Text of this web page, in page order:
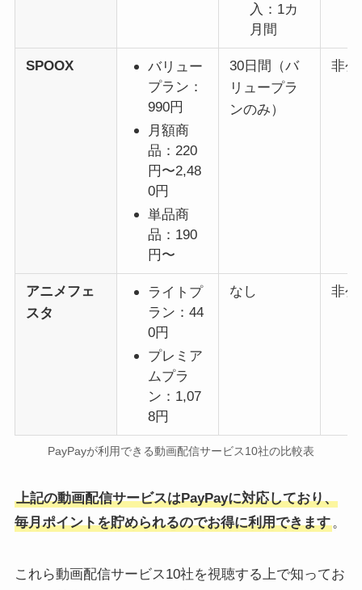
入：1カ
月間
SPOOX
バリュー
プラン：
990円
月額商
品：220
円〜2,48
0円
単品商
品：190
円〜
30日間（バ
リュープラ
ンのみ）
非公
アニメフェ
スタ
ライトプ
ラン：44
0円
プレミア
ムプラ
ン：1,07
8円
なし 非公
PayPayが利用できる動画配信サービス10社の比較表
上記の動画配信サービスはPayPayに対応しており、
毎月ポイントを貯められるのでお得に利用できます。
これら動画配信サービス10社を視聴する上で知ってお